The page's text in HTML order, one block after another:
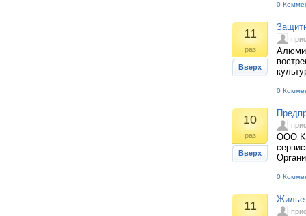
0
11
раз
Вверх
0
10
раз
Вверх
ООО
0
11 Жилье